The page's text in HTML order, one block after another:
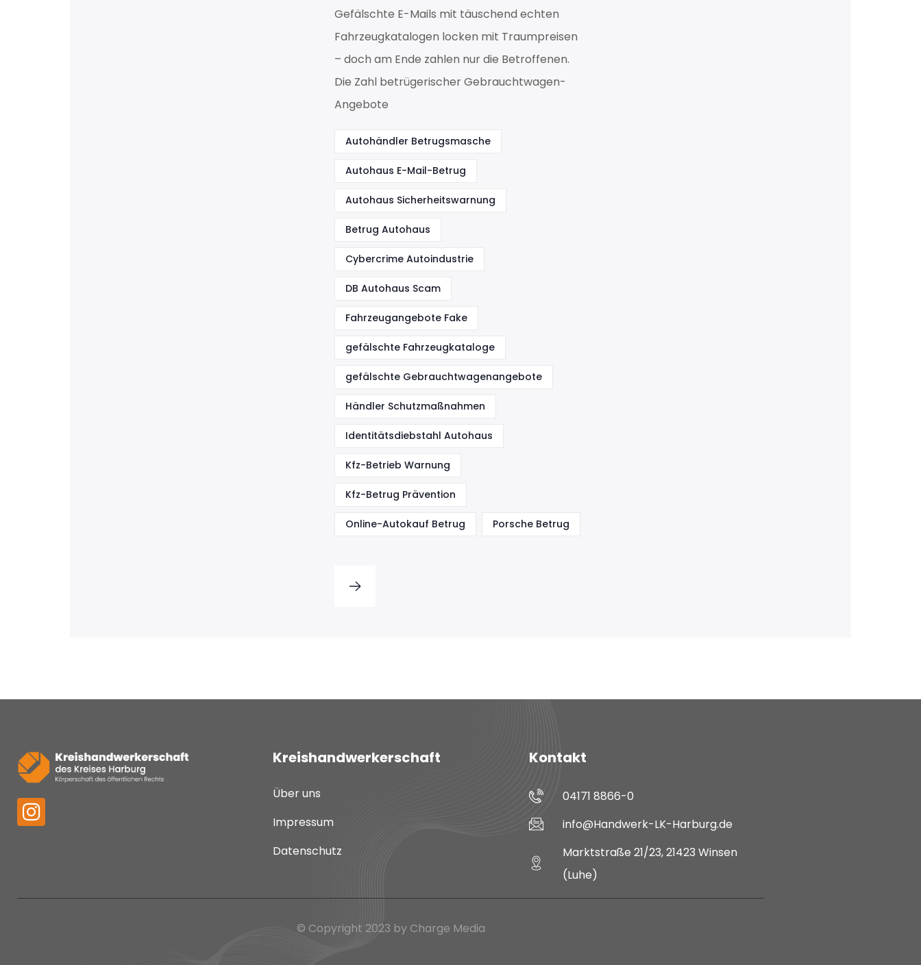
Gefälschte E-Mails mit täuschend echten
Fahrzeugkatalogen locken mit Traumpreisen
– doch am Ende zahlen nur die Betroffenen.
Die Zahl betrügerischer Gebrauchtwagen-
Angebote
Autohändler Betrugsmasche
Autohaus E-Mail-Betrug
Autohaus Sicherheitswarnung
Betrug Autohaus
Cybercrime Autoindustrie
DB Autohaus Scam
Fahrzeugangebote Fake
gefälschte Fahrzeugkataloge
gefälschte Gebrauchtwagenangebote
Händler Schutzmaßnahmen
Identitätsdiebstahl Autohaus
Kfz-Betrieb Warnung
Kfz-Betrug Prävention
Online-Autokauf Betrug Porsche Betrug
Kreishandwerkerschaft
Über uns
Impressum
Datenschutz
Kontakt
04171 8866-0
info@Handwerk-LK-Harburg.de
Marktstraße 21/23, 21423 Winsen
(Luhe)
© Copyright 2023 by Charge Media